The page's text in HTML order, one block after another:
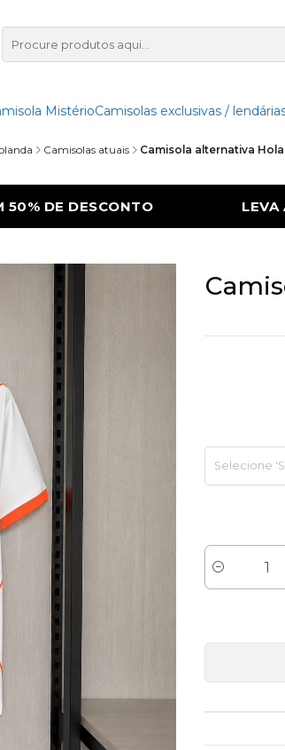
MistérioCamisolas exclusivas /
Camisolas atuais Camisola alternativa
A 2ª CAMISOLA COM 50% DE
Quantidade